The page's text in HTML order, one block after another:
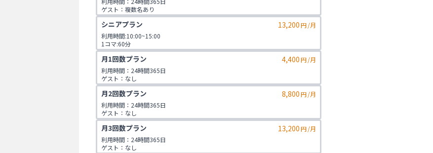
ゲスト：複数名あり
1日3コマ予約可
シニアプラン 13,200円/月
利用時間:10:00~15:00
1コマ:60分
対象年齢:60歳以上
ゲスト:無し
月1回数プラン 4,400円/月
利用時間：24時間365日
ゲスト：なし
月2回数プラン 8,800円/月
利用時間：24時間365日
ゲスト：なし
月3回数プラン 13,200円/月
利用時間：24時間365日
ゲスト：なし